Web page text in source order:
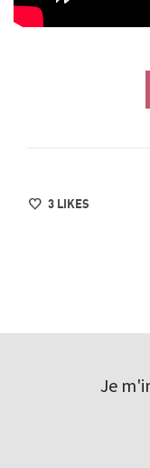
3 LIKES
Je